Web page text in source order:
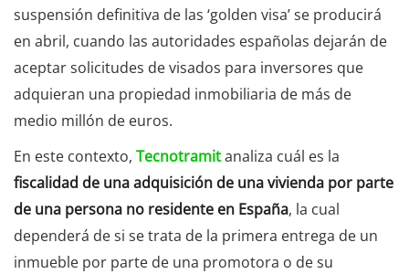
suspensión definitiva de las ‘golden visa’ se producirá
en abril, cuando las autoridades españolas dejarán de
aceptar solicitudes de visados para inversores que
adquieran una propiedad inmobiliaria de más de
medio millón de euros.
En este contexto, Tecnotramitanaliza cuál es la
fiscalidad de una adquisición de una vivienda por parte
de una persona no residente en España, la cual
dependerá de si se trata de la primera entrega de un
inmueble por parte de una promotora o de su